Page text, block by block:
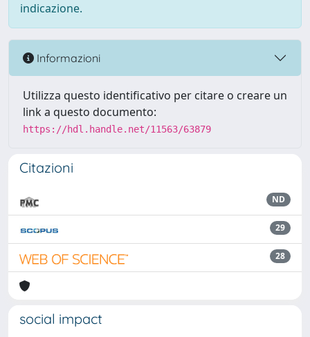
indicazione.
Informazioni
Utilizza questo identificativo per citare o creare un
link a questo documento:
https://hdl.handle.net/11563/63879
Citazioni
ND
29
28
social impact